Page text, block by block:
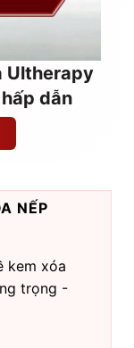
Ultherapy
dẫn
NẾP
kem xóa
trọng -